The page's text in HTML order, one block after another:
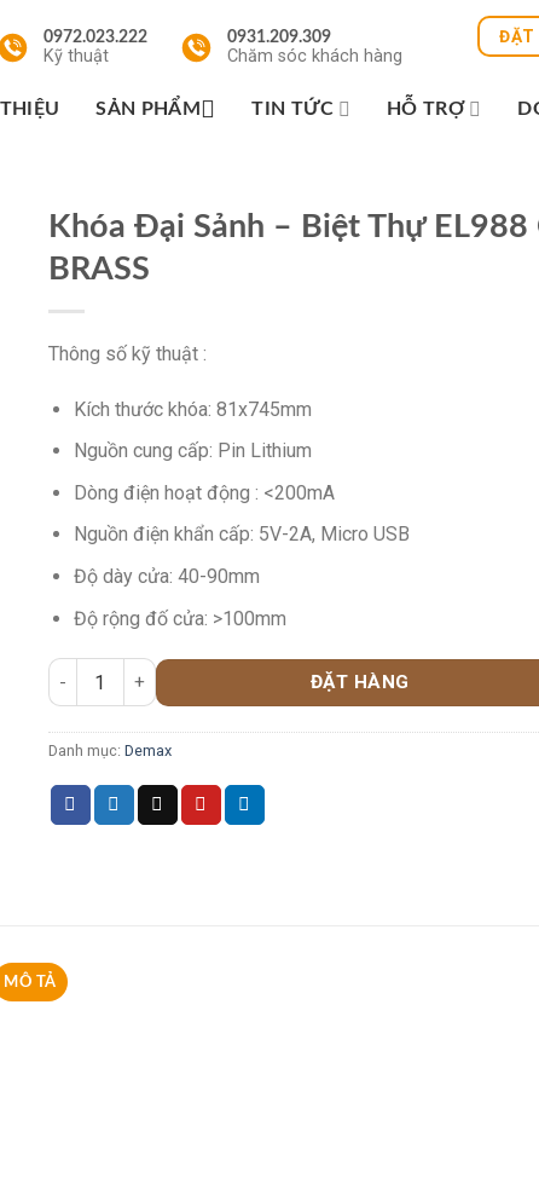
0972.023.222
Kỹ thuật
0931.209.309
Chăm sóc khách hàng
ĐẶT
SẢN PHẨM TIN TỨC HỖ TRỢ
Khóa Đại Sảnh – Biệt Thự EL988
BRASS
Thông số kỹ thuật :
Kích thước khóa: 81x745mm
Nguồn cung cấp: Pin Lithium
Dòng điện hoạt động : <200mA
Nguồn điện khẩn cấp: 5V-2A, Micro USB
Độ dày cửa: 40-90mm
Độ rộng đố cửa: >100mm
ĐẶT HÀNG
Danh mục: Demax
MÔ TẢ